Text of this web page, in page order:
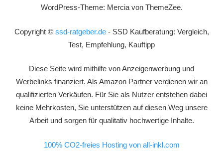
WordPress-Theme: Mercia von ThemeZee.
Copyright © ssd-ratgeber.de- SSD Kaufberatung: Vergleich,
Test, Empfehlung, Kauftipp
Diese Seite wird mithilfe von Anzeigenwerbung und
Werbelinks finanziert. Als Amazon Partner verdienen wir an
qualifizierten Verkäufen. Für Sie als Nutzer entstehen dabei
keine Mehrkosten, Sie unterstützen auf diesen Weg unsere
Arbeit und sorgen für qualitativ hochwertige Inhalte.
100% CO2-freies Hosting von all-inkl.com